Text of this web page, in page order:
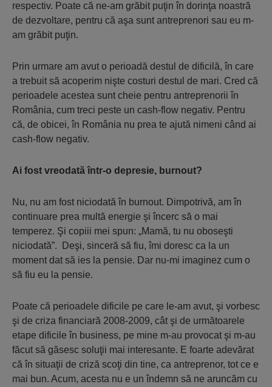
respectiv. Poate că ne-am grăbit puţin în dorinţa noastră
de dezvoltare, pentru că aşa sunt antreprenori sau eu m-
am grăbit puţin.
Prin urmare am avut o perioadă destul de dificilă, în care
a trebuit să acoperim nişte costuri destul de mari. Cred că
perioadele acestea sunt cheie pentru antreprenorii în
România, cum treci peste un cash-flow negativ. Pentru
că, de obicei, în România nu prea te ajută nimeni când ai
cash-flow negativ.
Ai fost vreodată într-o depresie, burnout?
Nu, nu am fost niciodată în burnout. Dimpotrivă, am în
continuare prea multă energie şi încerc să o mai
temperez. Şi copiii mei spun: „Mamă, tu nu oboseşti
niciodată”. Deşi, sinceră să fiu, îmi doresc ca la un
moment dat să ies la pensie. Dar nu-mi imaginez cum o
să fiu eu la pensie.
Poate că perioadele dificile pe care le-am avut, şi vorbesc
şi de criza financiară 2008-2009, cât şi de următoarele
etape dificile în business, pe mine m-au provocat şi m-au
făcut să găsesc soluţii mai interesante. E foarte adevărat
că în situaţii de criză scoţi din tine, ca antreprenor, tot ce e
mai bun. Acum, acesta nu e un îndemn să ne aruncăm cu